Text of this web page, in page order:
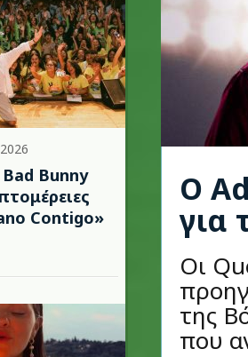
Bunny
Contigo»
Ο
για
Οι
της
που